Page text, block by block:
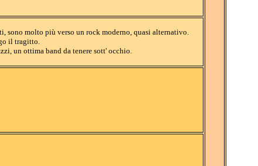
sono molto più verso un rock moderno, quasi alternativo.
il tragitto.
un ottima band da tenere sott' occhio.